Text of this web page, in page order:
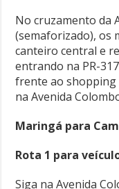
No cruzamento da
(semaforizado), os
canteiro central e
entrando na PR-
frente ao
na Avenida
Maringá para
Rota 1 para
Siga na Avenida